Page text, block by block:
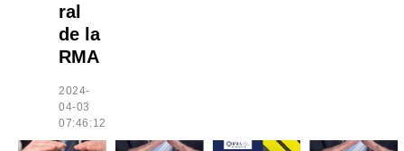
ral
de la
RMA
2024-
04-03
07:46:12